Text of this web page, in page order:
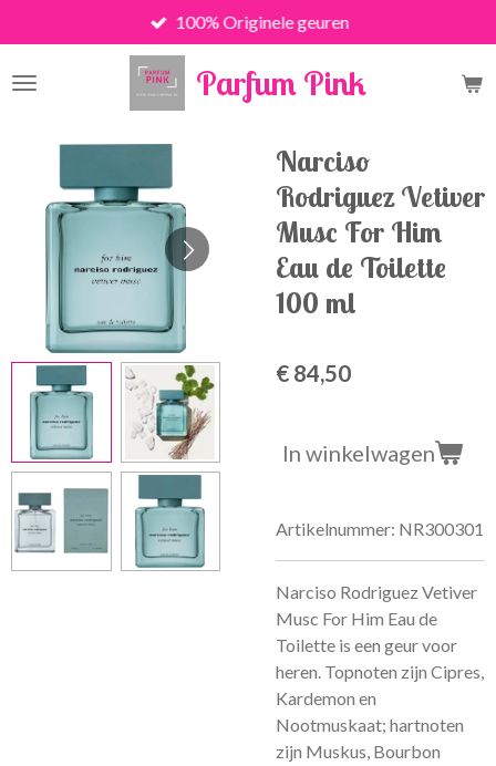
direct
naar
Parfum Pink
100% Originele geuren
Narciso
Rodriguez Vetiver
Musc For Him
Eau de Toilette
100 ml
€ 84,50
In winkelwagen
Artikelnummer: NR300301
Narciso Rodriguez Vetiver
Musc For Him Eau de
Toilette is een geur voor
heren. Topnoten zijn Cipres,
Kardemon en
Nootmuskaat; hartnoten
zijn Muskus, Bourbon